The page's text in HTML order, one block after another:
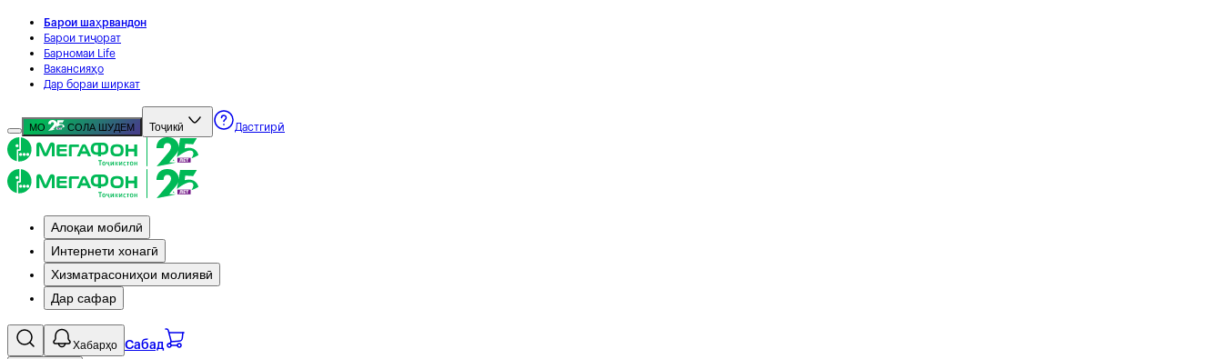
Барои шаҳрвандон
Барои тиҷорат
Барномаи Life
Вакансияҳо
Дар бораи ширкат
МО СОЛА ШУДЕМ Тоҷикӣ Дастгирӣ
Алоқаи мобилӣ
Интернети хонагӣ
Хизматрасониҳои молиявӣ
Дар сафар
Хабарҳо Сабад